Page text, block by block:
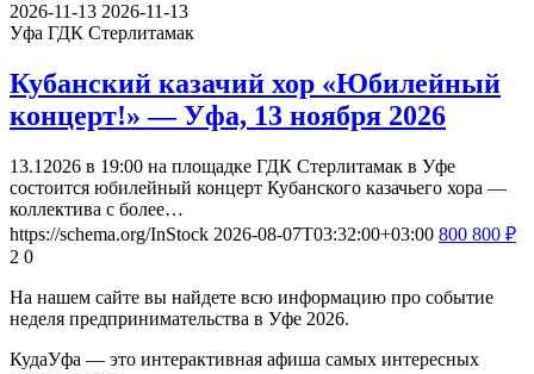
2026-11-13 2026-11-13
Уфа ГДК Стерлитамак
Кубанский казачий хор «Юбилейный
концерт!» — Уфа, 13 ноября 2026
13.12026 в 19:00 на площадке ГДК Стерлитамак в Уфе
состоится юбилейный концерт Кубанского казачьего хора —
коллектива с более…
https://schema.org/InStock 2026-08-07T03:32:00+03:00 800 800 ₽
2 0
На нашем сайте вы найдете всю информацию про событие
неделя предпринимательства в Уфе 2026.
КудаУфа — это интерактивная афиша самых интересных